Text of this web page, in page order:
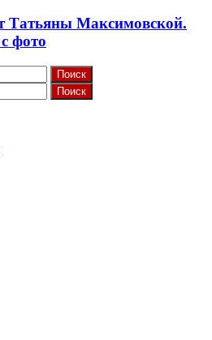
Татьяны Максимовской.
фото